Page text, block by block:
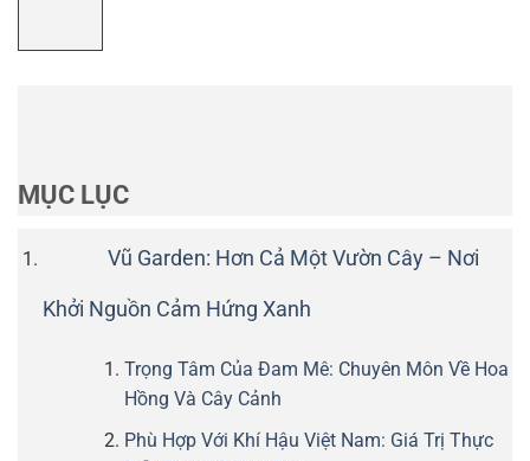
MỤC LỤC
Vũ Garden: Hơn Cả Một Vườn Cây – Nơi
Khởi Nguồn Cảm Hứng Xanh
Trọng Tâm Của Đam Mê: Chuyên Môn Về Hoa
Hồng Và Cây Cảnh
Phù Hợp Với Khí Hậu Việt Nam: Giá Trị Thực